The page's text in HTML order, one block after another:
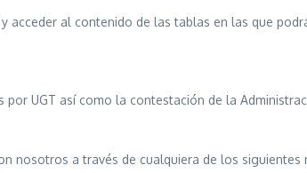
al contenido de las tablas en las que
UGT así como la contestación de la
nosotros a través de cualquiera de los siguientes